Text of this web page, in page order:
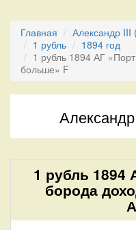
Главная Александр III
1 рубль
1894 год
1 рубль 1894 АГ
больше» F
1 рубль 1894
борода